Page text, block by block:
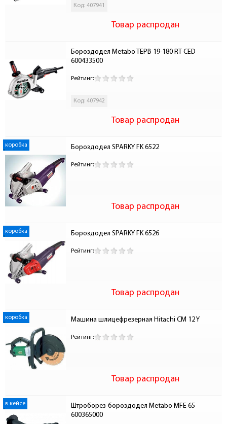
Код: 407941
Товар распродан
Бороздодел Metabo TEPB 19-180 RT CED
600433500
Рейтинг:
Код: 407942
Товар распродан
коробка Бороздодел SPARKY FK 6522
Рейтинг:
Товар распродан
коробка Бороздодел SPARKY FK 6526
Рейтинг:
Товар распродан
коробка Машина шлицефрезерная Hitachi CM 12 Y
Рейтинг:
Товар распродан
в кейсе
Штроборез-бороздодел Metabo MFE 65
600365000